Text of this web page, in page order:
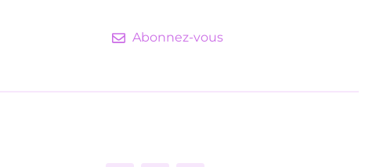
Abonnez-vous